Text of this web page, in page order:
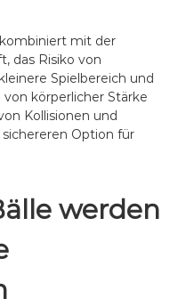
mit der
das Risiko von
Spielbereich und
körperlicher Stärke
Kollisionen und
Option für
werden